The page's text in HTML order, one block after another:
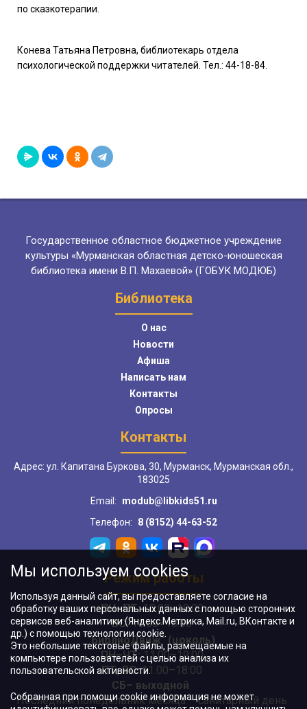
по сказкотерапии.
Конева Татьяна Петровна, библиотекарь отдела
психологической поддержки читателей. Тел.: 44-18-84.
Государственное областное бюджетное учреждение
культуры «Мурманская областная детско-юношеская
библиотека имени В.П. Махаевой» (ГОБУК МОДЮБ)
Библиотека
О нас
Новости
Афиша
Написать нам
Контакты
Опросы
Контакты
Адрес: ул. Капитана Буркова, 30, Мурманск, Мурманская обл.,
183025
Email:
modub@libkids51.ru
Телефон:
8 (8152) 44-63-52
Режим работы
ПН–ПТ:10:00–18:00
ВС:11:00–18:00
"БиблиоДвиж" (цоколь):
ПН–ЧТ:11:00–19:00
ПТ, ВС:11:00–18:00
СБ– выходной
Последний понедельник месяца – санитарный день
Мы используем cookies
Используя данный сайт, вы предоставляете согласие на
обработку ваших персональных данных с помощью сторонних
сервисов веб-аналитики (Яндекс.Метрика, Mail.ru, ВКонтакте и
др.) с помощью технологии cookie.
Это небольшие текстовые файлы, размещаемые на
компьютере пользователей с целью анализа их
пользовательской активности.
Собранная при помощи cookie информация не может